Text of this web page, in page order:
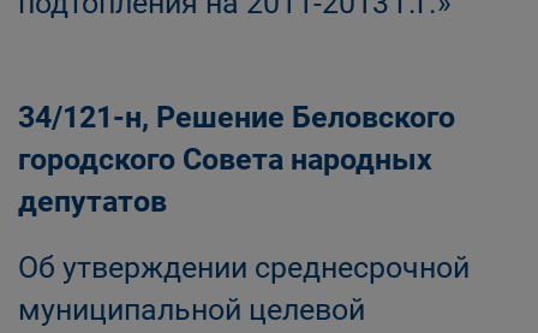
34/121-н, Решение Беловского
городского Совета народных
депутатов
Об утверждении среднесрочной
муниципальной целевой